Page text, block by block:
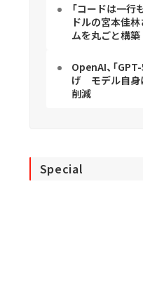
「コードは一
ドルの宮本佳
ムを丸ごと構
OpenAI、「
げ モデル自身
削減
Special